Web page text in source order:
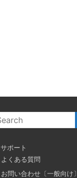
サポート
よくある質問
お問い合わせ〔一般向け〕